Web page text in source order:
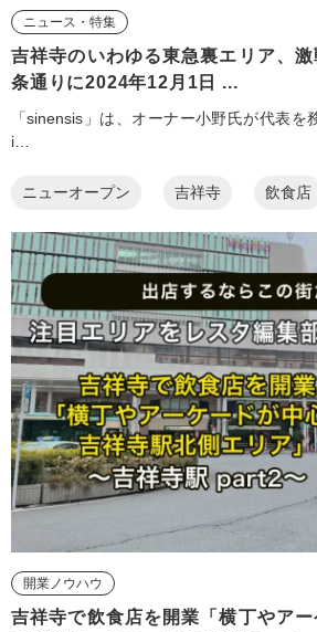
ニュース・特集
吉祥寺のいわゆる東急裏エリア、
条通りに2024年12月1日 ...
「sinensis」は、オーナー小野氏が代表
i…
ニューオープン 吉祥寺 飲食店
開業ノウハウ
吉祥寺で飲食店を開業「横丁やア